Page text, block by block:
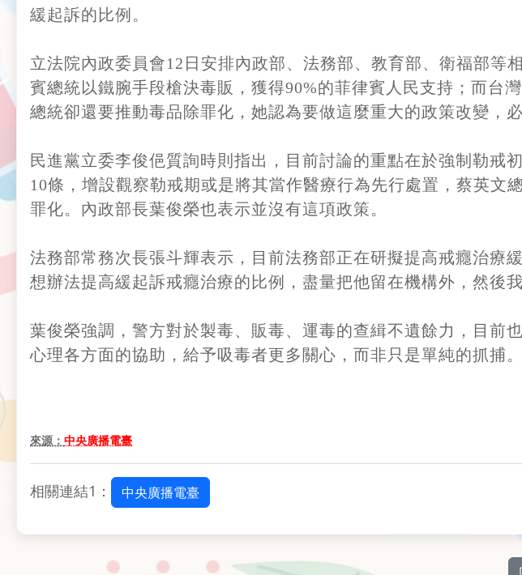
緩起訴的比例。
立法院內政委員會12日安排內政部、法務部、教育部、衛福部
賓總統以鐵腕手段槍決毒販，獲得90%的菲律賓人民支持；而台
總統卻還要推動毒品除罪化，她認為要做這麼重大的政策改變，必
民進黨立委李俊俋質詢時則指出，目前討論的重點在於強制勒戒
10條，增設觀察勒戒期或是將其當作醫療行為先行處置，蔡英
罪化。內政部長葉俊榮也表示並沒有這項政策。
法務部常務次長張斗輝表示，目前法務部正在研擬提高戒癮治療
想辦法提高緩起訴戒癮治療的比例，盡量把他留在機構外，然後
葉俊榮強調，警方對於製毒、販毒、運毒的查緝不遺餘力，目前
心理各方面的協助，給予吸毒者更多關心，而非只是單純的抓捕。
來源： 中央廣播電臺
相關連結1： 中央廣播電臺